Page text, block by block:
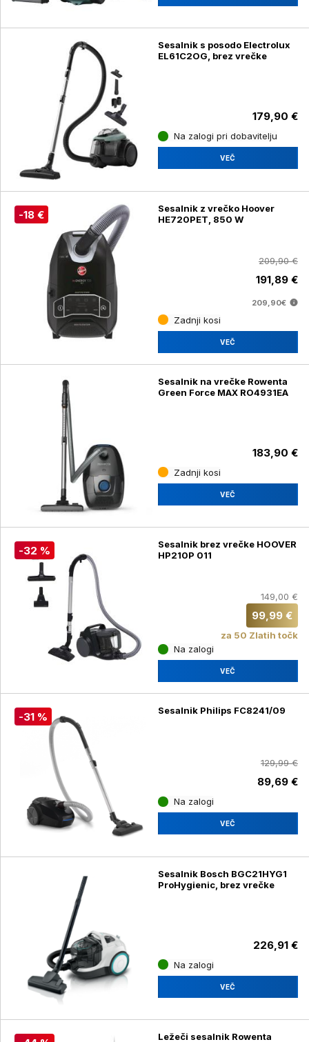
Sesalnik s posodo Electrolux
EL61C2OG, brez vrečke
179,90 €
Na zalogi pri dobavitelju
VEČ
-18 €
Sesalnik z vrečko Hoover
HE720PET, 850 W
209,90 €
191,89 €
209,90€
Zadnji kosi
VEČ
Sesalnik na vrečke Rowenta
Green Force MAX RO4931EA
183,90 €
Zadnji kosi
VEČ
-32 %
Sesalnik brez vrečke HOOVER
HP210P 011
149,00 €
99,99 €
za 50 Zlatih točk
Na zalogi
VEČ
-31 % Sesalnik Philips FC8241/09
129,99 €
89,69 €
Na zalogi
VEČ
Sesalnik Bosch BGC21HYG1
ProHygienic, brez vrečke
226,91 €
Na zalogi
VEČ
Ležeči sesalnik Rowenta